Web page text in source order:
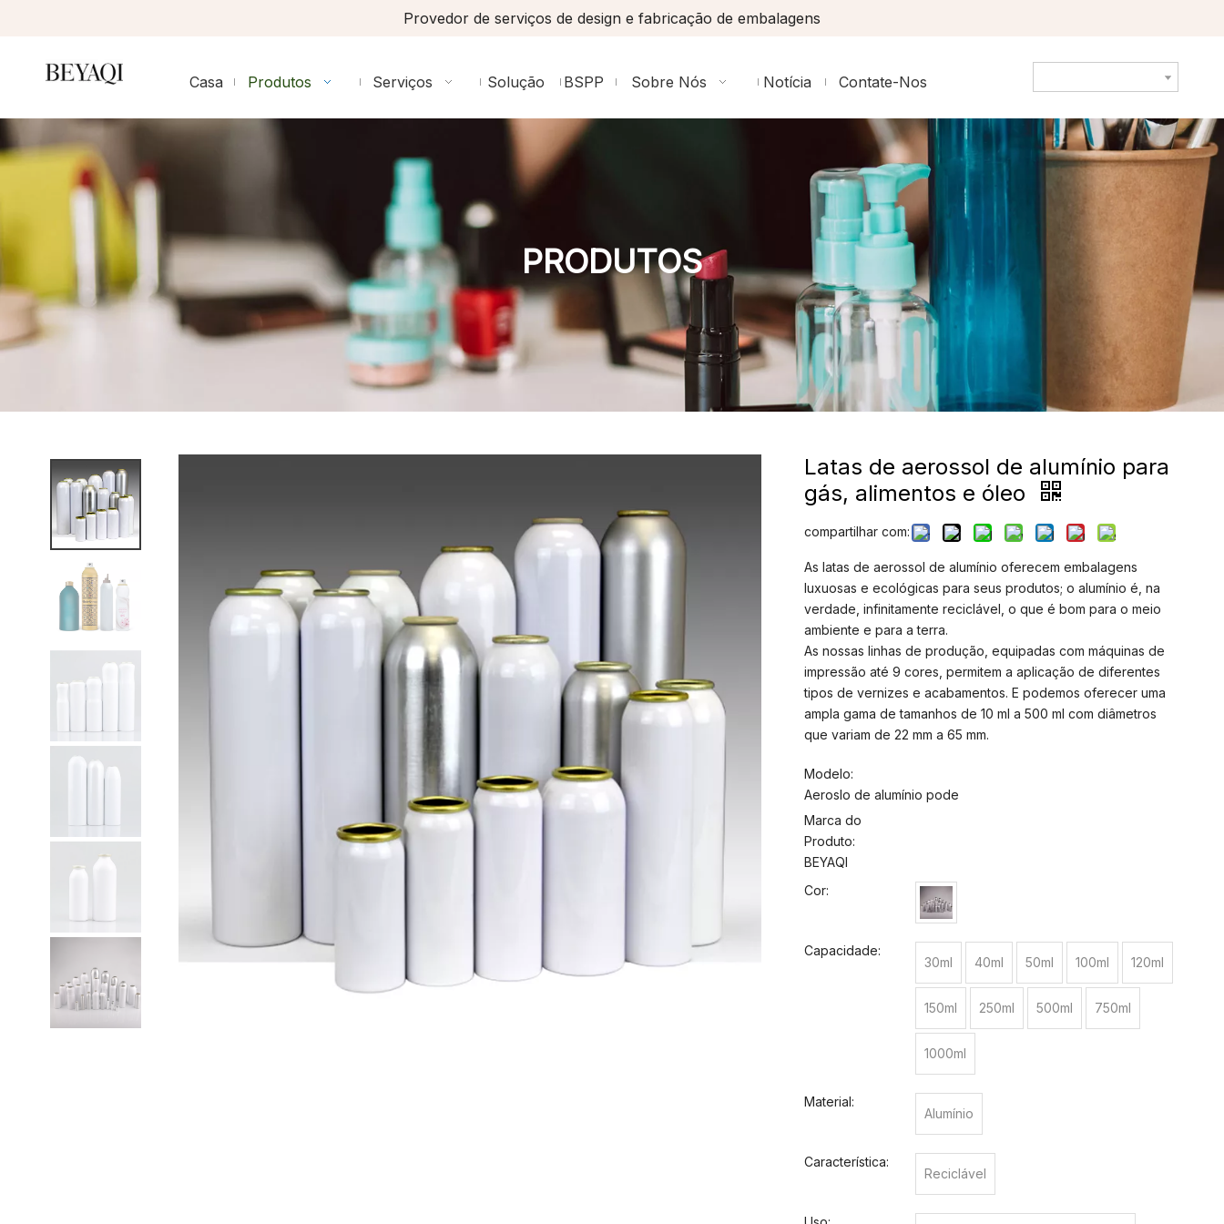
Provedor de serviços de design e fabricação de embalagens
Casa Produtos Serviços Solução BSPP Sobre Nós Notícia Contate-Nos
PRODUTOS
Latas de aerossol de alumínio para
gás, alimentos e óleo
compartilhar com:
As latas de aerossol de alumínio oferecem embalagens
luxuosas e ecológicas para seus produtos; o alumínio é, na
verdade, infinitamente reciclável, o que é bom para o meio
ambiente e para a terra.
As nossas linhas de produção, equipadas com máquinas de
impressão até 9 cores, permitem a aplicação de diferentes
tipos de vernizes e acabamentos. E podemos oferecer uma
ampla gama de tamanhos de 10 ml a 500 ml com diâmetros
que variam de 22 mm a 65 mm.
Modelo:
Aeroslo de alumínio pode
Marca do
Produto:
BEYAQI
Cor:
Capacidade:
30ml 40ml 50ml 100ml 120ml
150ml 250ml 500ml 750ml
1000ml
Material:
Alumínio
Característica:
Reciclável